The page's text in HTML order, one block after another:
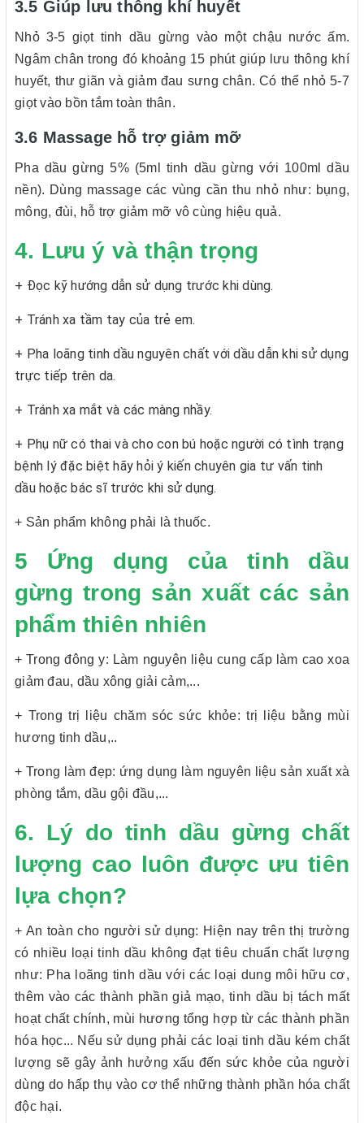
3.5 Giúp lưu thông khí huyết
Nhỏ 3-5 giọt tinh dầu gừng vào một chậu nước ấm.
Ngâm chân trong đó khoảng 15 phút giúp lưu thông khí
huyết, thư giãn và giảm đau sưng chân. Có thể nhỏ 5-7
giọt vào bồn tắm toàn thân.
3.6 Massage hỗ trợ giảm mỡ
Pha dầu gừng 5% (5ml tinh dầu gừng với 100ml dầu
nền). Dùng massage các vùng cần thu nhỏ như: bụng,
mông, đùi, hỗ trợ giảm mỡ vô cùng hiệu quả.
4. Lưu ý và thận trọng
+ Đọc kỹ hướng dẫn sử dụng trước khi dùng.
+ Tránh xa tầm tay của trẻ em.
+ Pha loãng tinh dầu nguyên chất với dầu dẫn khi sử dụng
trực tiếp trên da.
+ Tránh xa mắt và các màng nhầy.
+ Phụ nữ có thai và cho con bú hoặc người có tình trạng
bệnh lý đặc biệt hãy hỏi ý kiến chuyên gia tư vấn tinh
dầu hoặc bác sĩ trước khi sử dụng.
+ Sản phẩm không phải là thuốc.
5 Ứng dụng của tinh dầu
gừng trong sản xuất các sản
phẩm thiên nhiên
+ Trong đông y: Làm nguyên liệu cung cấp làm cao xoa
giảm đau, dầu xông giải cảm,...
+ Trong trị liệu chăm sóc sức khỏe: trị liệu bằng mùi
hương tinh dầu,..
+ Trong làm đẹp: ứng dụng làm nguyên liệu sản xuất xà
phòng tắm, dầu gội đầu,...
6. Lý do tinh dầu gừng chất
lượng cao luôn được ưu tiên
lựa chọn?
+ An toàn cho người sử dụng: Hiện nay trên thị trường
có nhiều loại tinh dầu không đạt tiêu chuẩn chất lượng
như: Pha loãng tinh dầu với các loại dung môi hữu cơ,
thêm vào các thành phần giả mạo, tinh dầu bị tách mất
hoạt chất chính, mùi hương tổng hợp từ các thành phần
hóa học... Nếu sử dụng phải các loại tinh dầu kém chất
lượng sẽ gây ảnh hưởng xấu đến sức khỏe của người
dùng do hấp thụ vào cơ thể những thành phần hóa chất
độc hại.